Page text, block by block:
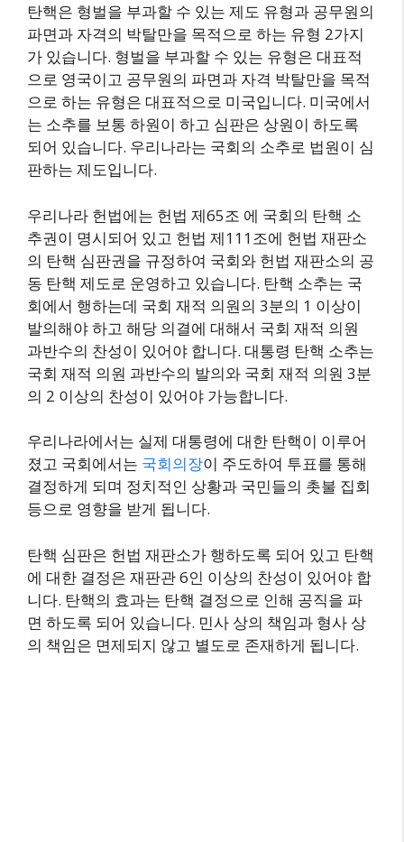
탄핵은 형벌을 부과할 수 있는 제도 유형과 공무원의
파면과 자격의 박탈만을 목적으로 하는 유형 2가지
가 있습니다. 형벌을 부과할 수 있는 유형은 대표적
으로 영국이고 공무원의 파면과 자격 박탈만을 목적
으로 하는 유형은 대표적으로 미국입니다. 미국에서
는 소추를 보통 하원이 하고 심판은 상원이 하도록
되어 있습니다. 우리나라는 국회의 소추로 법원이 심
판하는 제도입니다.
우리나라 헌법에는 헌법 제65조 에 국회의 탄핵 소
추권이 명시되어 있고 헌법 제111조에 헌법 재판소
의 탄핵 심판권을 규정하여 국회와 헌법 재판소의 공
동 탄핵 제도로 운영하고 있습니다. 탄핵 소추는 국
회에서 행하는데 국회 재적 의원의 3분의 1 이상이
발의해야 하고 해당 의결에 대해서 국회 재적 의원
과반수의 찬성이 있어야 합니다. 대통령 탄핵 소추는
국회 재적 의원 과반수의 발의와 국회 재적 의원 3분
의 2 이상의 찬성이 있어야 가능합니다.
우리나라에서는 실제 대통령에 대한 탄핵이 이루어
졌고 국회에서는 국회의장이 주도하여 투표를 통해
결정하게 되며 정치적인 상황과 국민들의 촛불 집회
등으로 영향을 받게 됩니다.
탄핵 심판은 헌법 재판소가 행하도록 되어 있고 탄핵
에 대한 결정은 재판관 6인 이상의 찬성이 있어야 합
니다. 탄핵의 효과는 탄핵 결정으로 인해 공직을 파
면 하도록 되어 있습니다. 민사 상의 책임과 형사 상
의 책임은 면제되지 않고 별도로 존재하게 됩니다.